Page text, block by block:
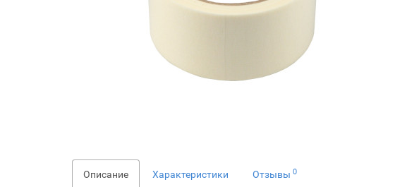
Описание Характеристики Отзывы 0